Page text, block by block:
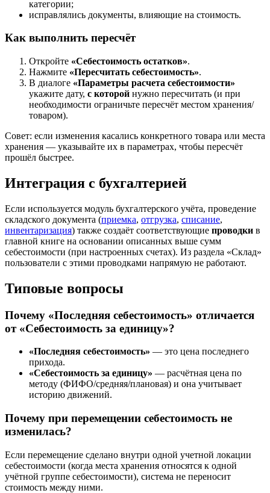
категории;
исправлялись документы, влияющие на стоимость.
Как выполнить пересчёт
Откройте «Себестоимость остатков».
Нажмите «Пересчитать себестоимость».
В диалоге «Параметры расчета себестоимости»
укажите дату, с которой нужно пересчитать (и при
необходимости ограничьте пересчёт местом хранения/
товаром).
Совет: если изменения касались конкретного товара или места
хранения — указывайте их в параметрах, чтобы пересчёт
прошёл быстрее.
Интеграция с бухгалтерией
Если используется модуль бухгалтерского учёта, проведение
складского документа (приемка, отгрузка, списание,
инвентаризация) также создаёт соответствующие проводки в
главной книге на основании описанных выше сумм
себестоимости (при настроенных счетах). Из раздела «Склад»
пользователи с этими проводками напрямую не работают.
Типовые вопросы
Почему «Последняя себестоимость» отличается
от «Себестоимость за единицу»?
«Последняя себестоимость» — это цена последнего
прихода.
«Себестоимость за единицу» — расчётная цена по
методу (ФИФО/средняя/плановая) и она учитывает
историю движений.
Почему при перемещении себестоимость не
изменилась?
Если перемещение сделано внутри одной учетной локации
себестоимости (когда места хранения относятся к одной
учётной группе себестоимости), система не переносит
стоимость между ними.